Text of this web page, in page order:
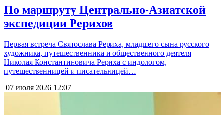
По маршруту Центрально-Азиатской
экспедиции Рерихов
Первая встреча Святослава Рериха, младшего сына русского
художника, путешественника и общественного деятеля
Николая Константиновича Рериха с индологом,
путешественницей и писательницей…
07 июля 2026 12:07